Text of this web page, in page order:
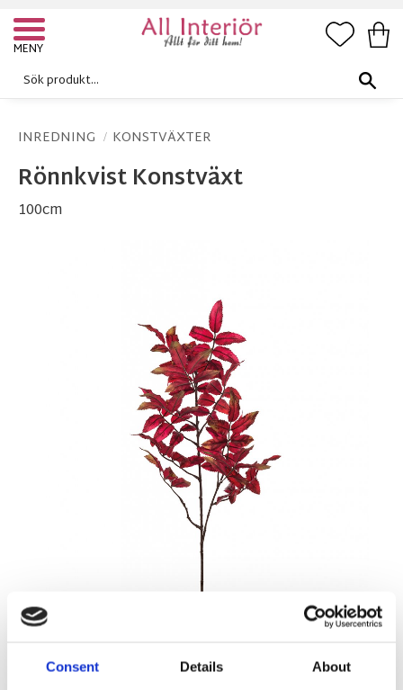
Consent Details About
Meny
INREDNING KONSTVÄXTER
Rönnkvist Konstväxt
100cm